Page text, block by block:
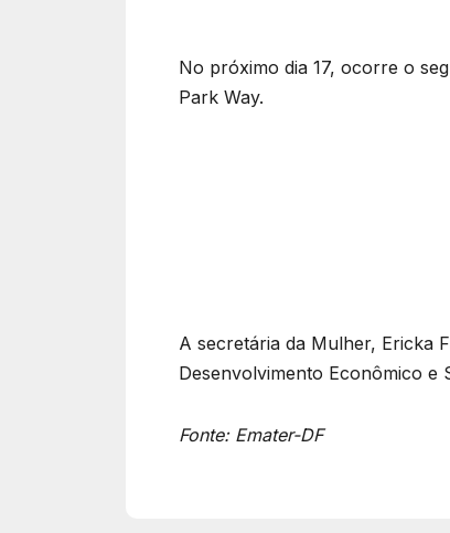
No próximo dia 17, ocorre o
Park Way.
A secretária da Mulher, Ericka
Desenvolvimento Econômico e
Fonte: Emater-DF